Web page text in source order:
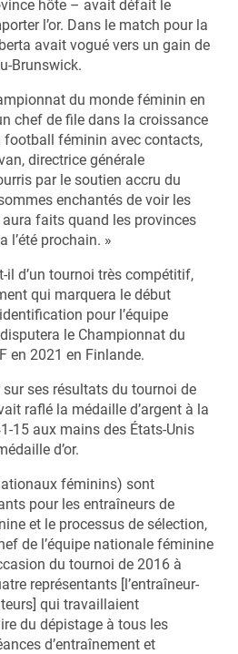
hôte – avait défait le
l’or. Dans le match pour la
avait vogué vers un gain de
Brunswick.
du monde féminin en
chef de file dans la croissance
football féminin avec contacts,
directrice générale
par le soutien accru du
enchantés de voir les
faits quand les provinces
l’été prochain. »
il d’un tournoi très compétitif,
qui marquera le début
pour l’équipe
le Championnat du
en 2021 en Finlande.
ses résultats du tournoi de
raflé la médaille d’argent à la
15 aux mains des États-Unis
d’or.
féminins) sont
pour les entraîneurs de
et le processus de sélection,
de l’équipe nationale féminine
du tournoi de 2016 à
représentants [l’entraîneur-
qui travaillaient
du dépistage à tous les
d’entraînement et